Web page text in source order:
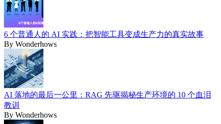
6 个普通人的 AI 实践：把智能工具变成生产力的真实故事
By Wonderhows
AI 落地的最后一公里：RAG 先驱揭秘生产环境的 10 个血泪
教训
By Wonderhows